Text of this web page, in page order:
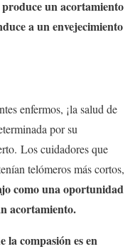
produce un acortamiento
a un envejecimiento
enfermos, ¡la salud de
por su
Los cuidadores que
telómeros más cortos,
como una oportunidad
acortamiento.
la compasión es en